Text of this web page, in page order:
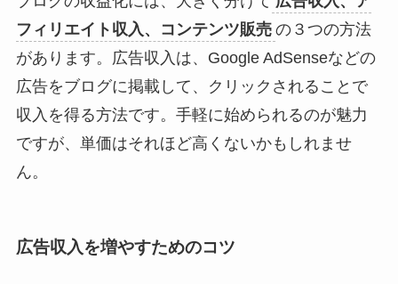
フィリエイト収入、コンテンツ販売 の３つの方法
があります。広告収入は、Google AdSenseなどの
広告をブログに掲載して、クリックされることで
収入を得る方法です。手軽に始められるのが魅力
ですが、単価はそれほど高くないかもしれませ
ん。
広告収入を増やすためのコツ